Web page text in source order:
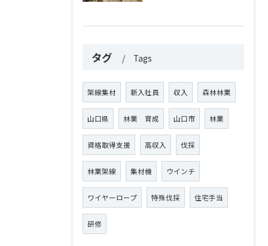
タグ Tags
架線集材 新入社員 収入 森林林業
山口県 林業 育成 山口市 林業
資格取得支援 高収入 伐採
林業架線 集材機 ウインチ
ワイヤーロープ 特殊伐採 住宅手当
研修